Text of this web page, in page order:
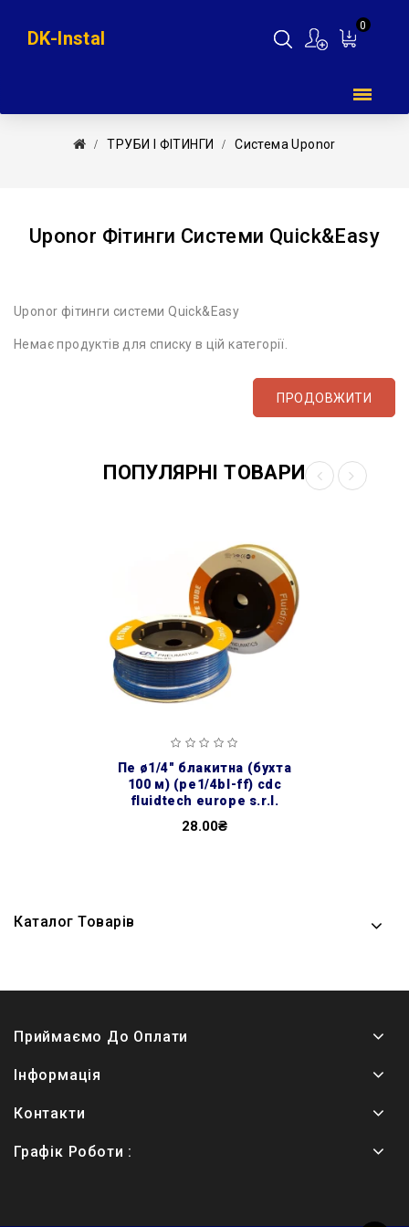
0
DK-Instal
ТРУБИ І ФІТИНГИ Система Uponor
Uponor Фітинги Системи Quick&Easy
Uponor фітинги системи Quick&Easy
Немає продуктів для списку в цій категорії.
ПРОДОВЖИТИ
ПОПУЛЯРНІ ТОВАРИ
пе ø1/4″ блакитна (бухта
100 м) (pe1/4bl-ff) cdc
fluidtech europe s.r.l.
28.00₴
Каталог Товарів
Приймаємо До Оплати
Інформація
Контакти
Графік Роботи :